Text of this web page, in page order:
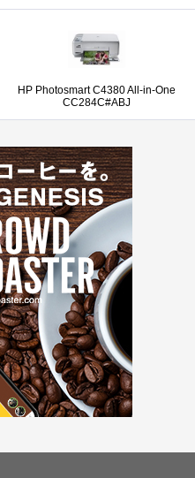
HP Photosmart C4380 All-in-One
CC284C#ABJ